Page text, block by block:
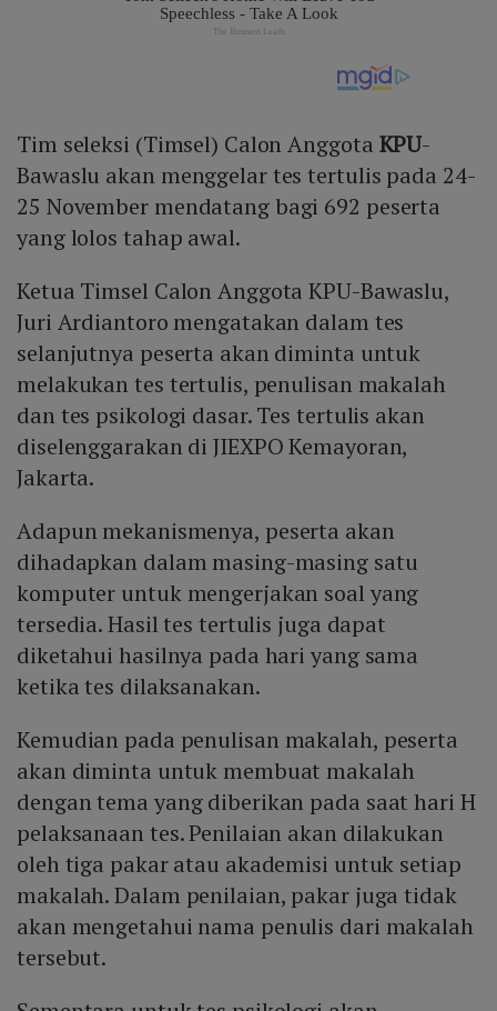
Tim seleksi (Timsel) Calon Anggota KPU-
Bawaslu akan menggelar tes tertulis pada 24-
25 November mendatang bagi 692 peserta
yang lolos tahap awal.
Ketua Timsel Calon Anggota KPU-Bawaslu,
Juri Ardiantoro mengatakan dalam tes
selanjutnya peserta akan diminta untuk
melakukan tes tertulis, penulisan makalah
dan tes psikologi dasar. Tes tertulis akan
diselenggarakan di JIEXPO Kemayoran,
Jakarta.
Adapun mekanismenya, peserta akan
dihadapkan dalam masing-masing satu
komputer untuk mengerjakan soal yang
tersedia. Hasil tes tertulis juga dapat
diketahui hasilnya pada hari yang sama
ketika tes dilaksanakan.
Kemudian pada penulisan makalah, peserta
akan diminta untuk membuat makalah
dengan tema yang diberikan pada saat hari H
pelaksanaan tes. Penilaian akan dilakukan
oleh tiga pakar atau akademisi untuk setiap
makalah. Dalam penilaian, pakar juga tidak
akan mengetahui nama penulis dari makalah
tersebut.